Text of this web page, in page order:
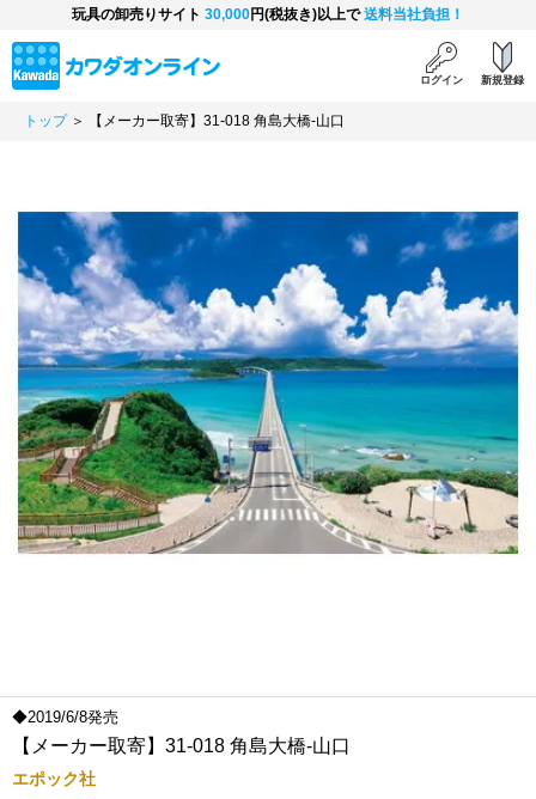
玩具の卸売りサイト 30,000円(税抜き)以上で送料当社負担！
ログイン 新規登録
トップ＞ 【メーカー取寄】31-018 角島大橋-山口
◆2019/6/8発売
【メーカー取寄】31-018 角島大橋-山口
エポック社